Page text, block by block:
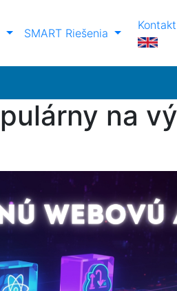
SMART Riešenia
Kontakt
na